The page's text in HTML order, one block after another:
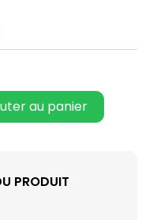
au panier
PRODUIT